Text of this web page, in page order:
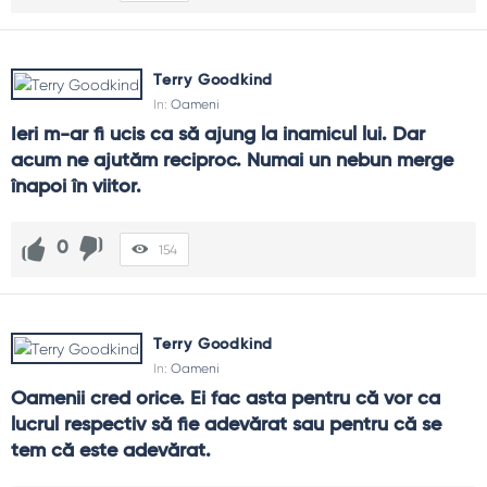
Terry Goodkind
In: Oameni
Ieri m-ar fi ucis ca să ajung la inamicul lui. Dar
acum ne ajutăm reciproc. Numai un nebun merge
înapoi în viitor.
0 154
Terry Goodkind
In: Oameni
Oamenii cred orice. Ei fac asta pentru că vor ca
lucrul respectiv să fie adevărat sau pentru că se
tem că este adevărat.